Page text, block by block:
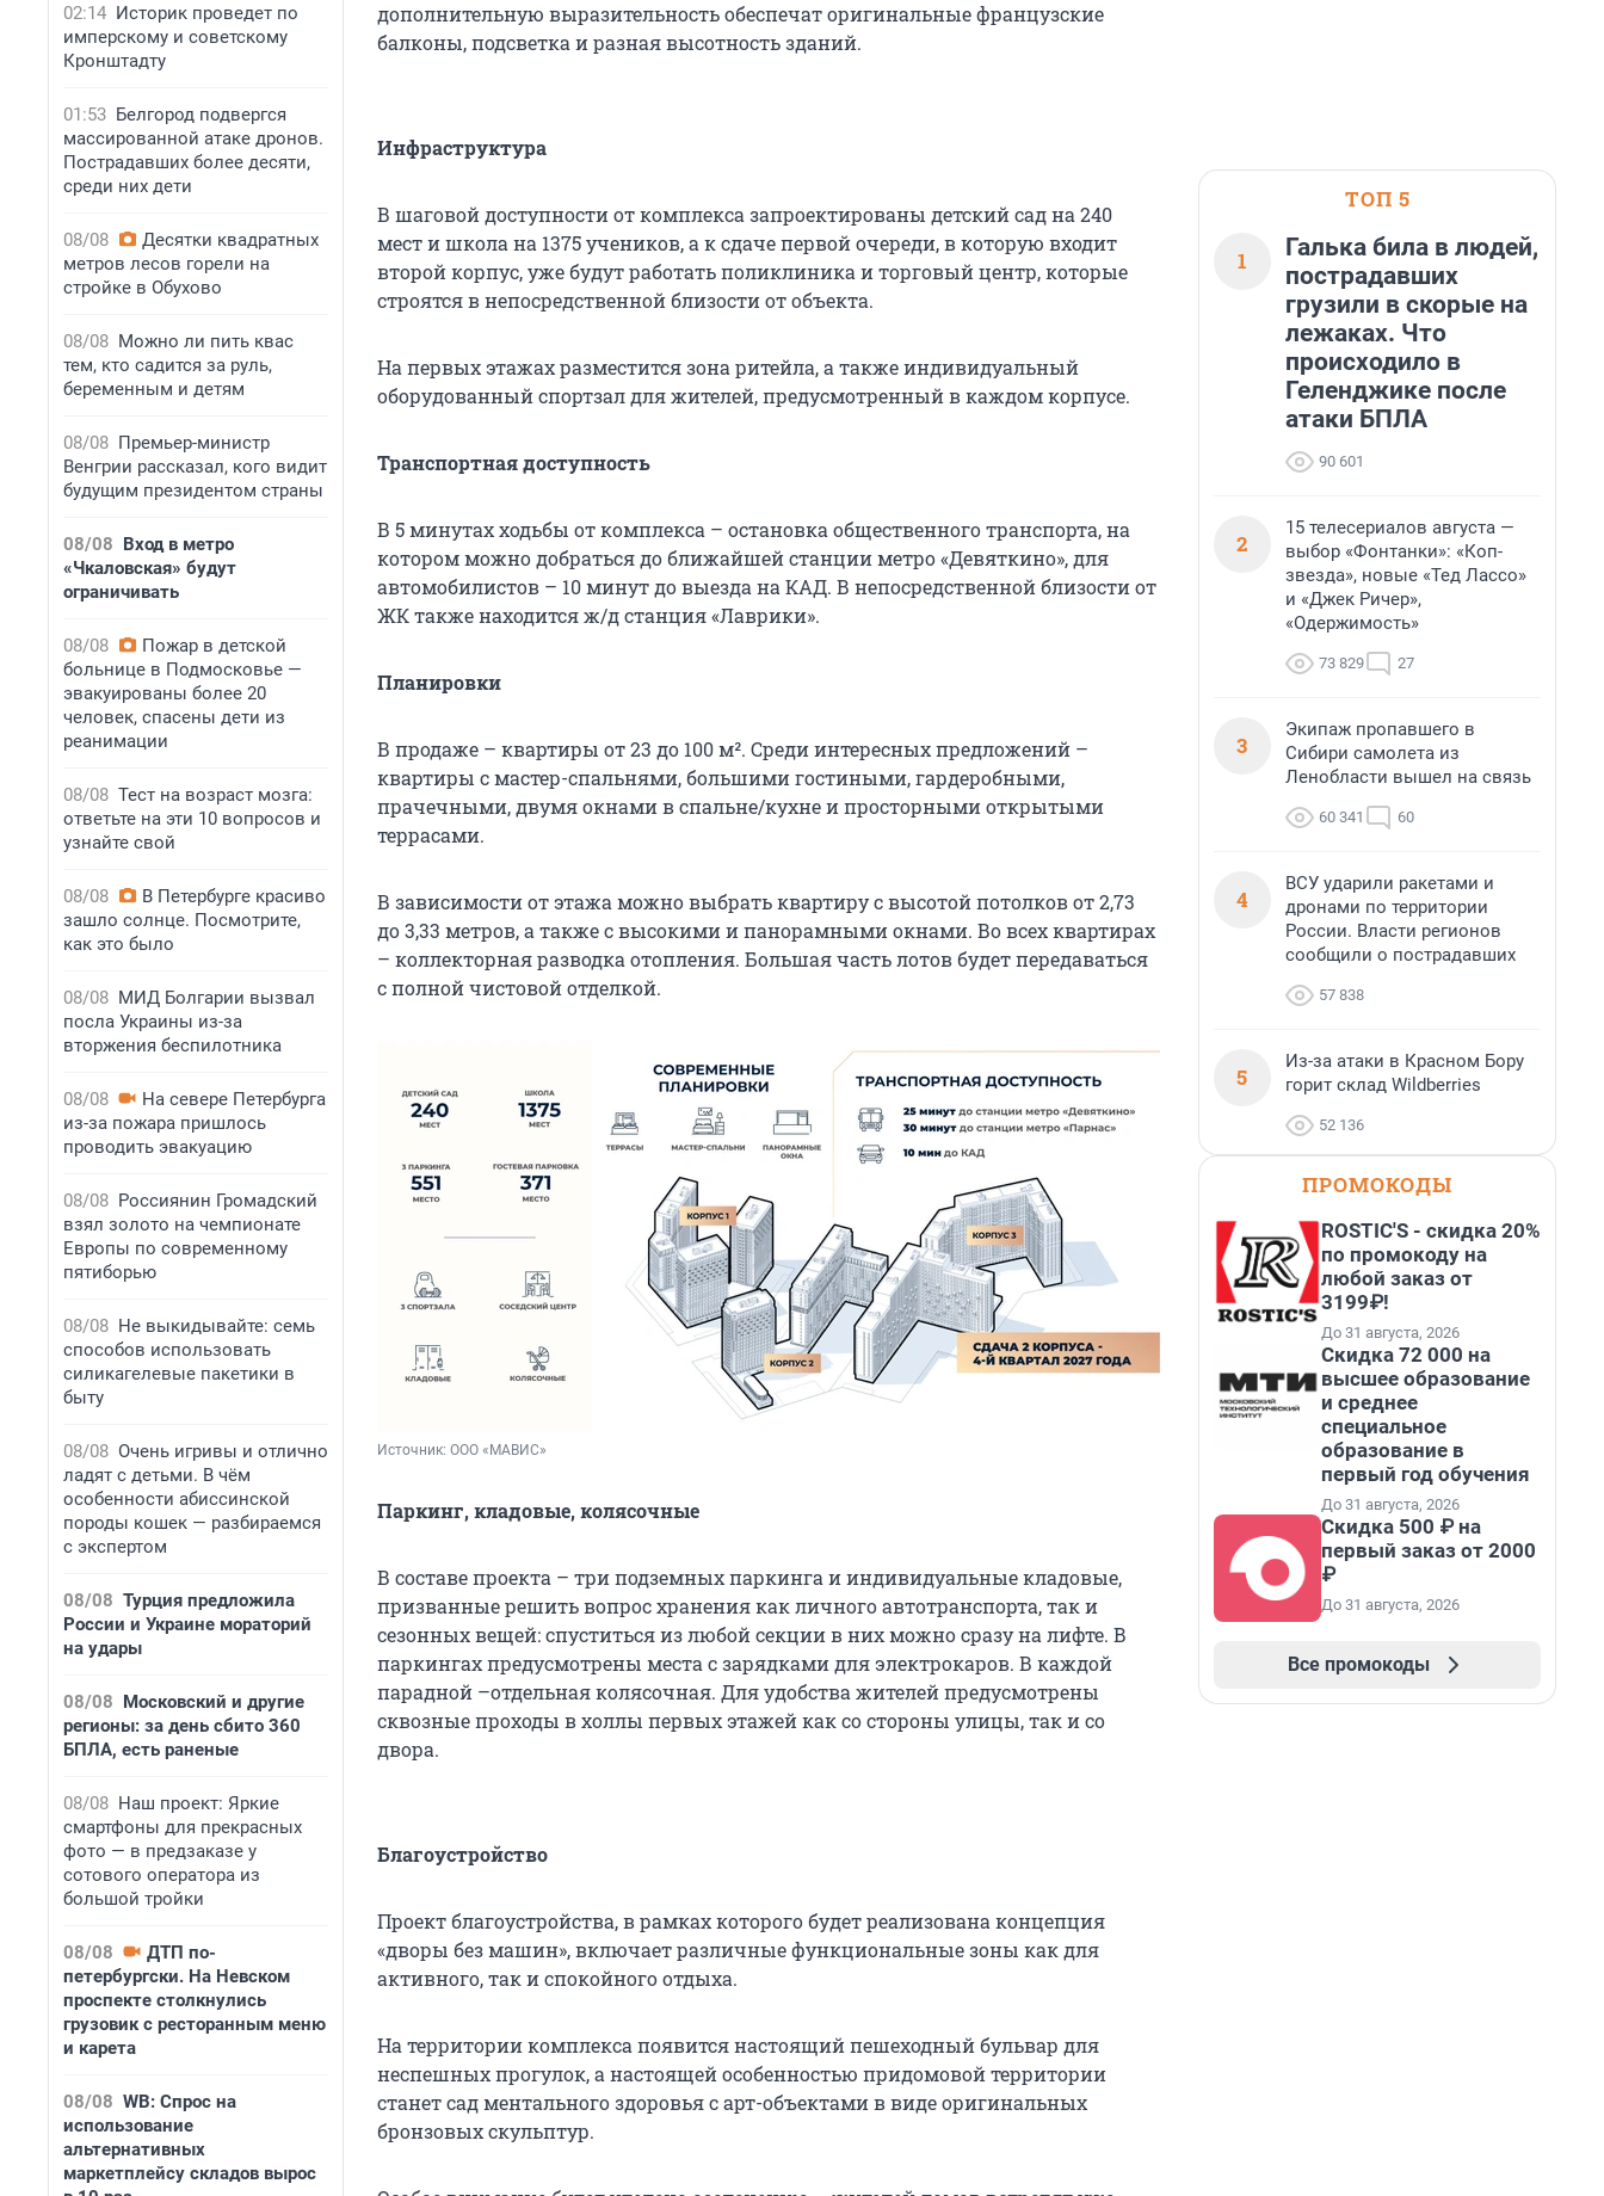
02:14 Историк проведет по
имперскому и советскому
Кронштадту
01:53 Белгород подвергся
массированной атаке дронов.
Пострадавших более десяти,
среди них дети
08/08
Десятки квадратных
метров лесов горели на
стройке в Обухово
08/08 Можно ли пить квас
тем, кто садится за руль,
беременным и детям
08/08 Премьер-министр
Венгрии рассказал, кого видит
будущим президентом страны
08/08 Вход в метро
«Чкаловская» будут
ограничивать
08/08
Пожар в детской
больнице в Подмосковье —
эвакуированы более 20
человек, спасены дети из
реанимации
08/08 Тест на возраст мозга:
ответьте на эти 10 вопросов и
узнайте свой
08/08
В Петербурге красиво
зашло солнце. Посмотрите,
как это было
08/08 МИД Болгарии вызвал
посла Украины из-за
вторжения беспилотника
08/08
На севере Петербурга
из-за пожара пришлось
проводить эвакуацию
08/08 Россиянин Громадский
взял золото на чемпионате
Европы по современному
пятиборью
08/08 Не выкидывайте: семь
способов использовать
силикагелевые пакетики в
быту
08/08 Очень игривы и отлично
ладят с детьми. В чём
особенности абиссинской
породы кошек — разбираемся
с экспертом
08/08 Турция предложила
России и Украине мораторий
на удары
08/08 Московский и другие
регионы: за день сбито 360
БПЛА, есть раненые
08/08 Наш проект: Яркие
смартфоны для прекрасных
фото — в предзаказе у
сотового оператора из
большой тройки
08/08
ДТП по-
петербургски. На Невском
проспекте столкнулись
грузовик с ресторанным меню
и карета
08/08 WB: Спрос на
использование
альтернативных
маркетплейсу складов вырос
дополнительную выразительность обеспечат оригинальные французские
балконы, подсветка и разная высотность зданий.
Инфраструктура
В шаговой доступности от комплекса запроектированы детский сад на 240
мест и школа на 1375 учеников, а к сдаче первой очереди, в которую входит
второй корпус, уже будут работать поликлиника и торговый центр, которые
строятся в непосредственной близости от объекта.
На первых этажах разместится зона ритейла, а также индивидуальный
оборудованный спортзал для жителей, предусмотренный в каждом корпусе.
Транспортная доступность
В 5 минутах ходьбы от комплекса – остановка общественного транспорта, на
котором можно добраться до ближайшей станции метро «Девяткино», для
автомобилистов – 10 минут до выезда на КАД. В непосредственной близости от
ЖК также находится ж/д станция «Лаврики».
Планировки
В продаже – квартиры от 23 до 100 м². Среди интересных предложений –
квартиры с мастер-спальнями, большими гостиными, гардеробными,
прачечными, двумя окнами в спальне/кухне и просторными открытыми
террасами.
В зависимости от этажа можно выбрать квартиру с высотой потолков от 2,73
до 3,33 метров, а также с высокими и панорамными окнами. Во всех квартирах
– коллекторная разводка отопления. Большая часть лотов будет передаваться
с полной чистовой отделкой.
Источник: ООО «МАВИС»
Паркинг, кладовые, колясочные
В составе проекта – три подземных паркинга и индивидуальные кладовые,
призванные решить вопрос хранения как личного автотранспорта, так и
сезонных вещей: спуститься из любой секции в них можно сразу на лифте. В
паркингах предусмотрены места с зарядками для электрокаров. В каждой
парадной –отдельная колясочная. Для удобства жителей предусмотрены
сквозные проходы в холлы первых этажей как со стороны улицы, так и со
двора.
Благоустройство
Проект благоустройства, в рамках которого будет реализована концепция
«дворы без машин», включает различные функциональные зоны как для
активного, так и спокойного отдыха.
На территории комплекса появится настоящий пешеходный бульвар для
неспешных прогулок, а настоящей особенностью придомовой территории
станет сад ментального здоровья с арт-объектами в виде оригинальных
бронзовых скульптур.
ТОП 5
1
Галька била в людей,
пострадавших
грузили в скорые на
лежаках. Что
происходило в
Геленджике после
атаки БПЛА
90 601
2
15 телесериалов августа —
выбор «Фонтанки»: «Коп-
звезда», новые «Тед Лассо»
и «Джек Ричер»,
«Одержимость»
73 829 27
3
Экипаж пропавшего в
Сибири самолета из
Ленобласти вышел на связь
60 341 60
4
ВСУ ударили ракетами и
дронами по территории
России. Власти регионов
сообщили о пострадавших
57 838
5
Из-за атаки в Красном Бору
горит склад Wildberries
52 136
ПРОМОКОДЫ
ROSTIC'S - скидка 20%
по промокоду на
любой заказ от
3199₽!
До 31 августа, 2026
Скидка 72 000 на
высшее образование
и среднее
специальное
образование в
первый год обучения
До 31 августа, 2026
Скидка 500 ₽ на
первый заказ от 2000
₽
До 31 августа, 2026
Все промокоды